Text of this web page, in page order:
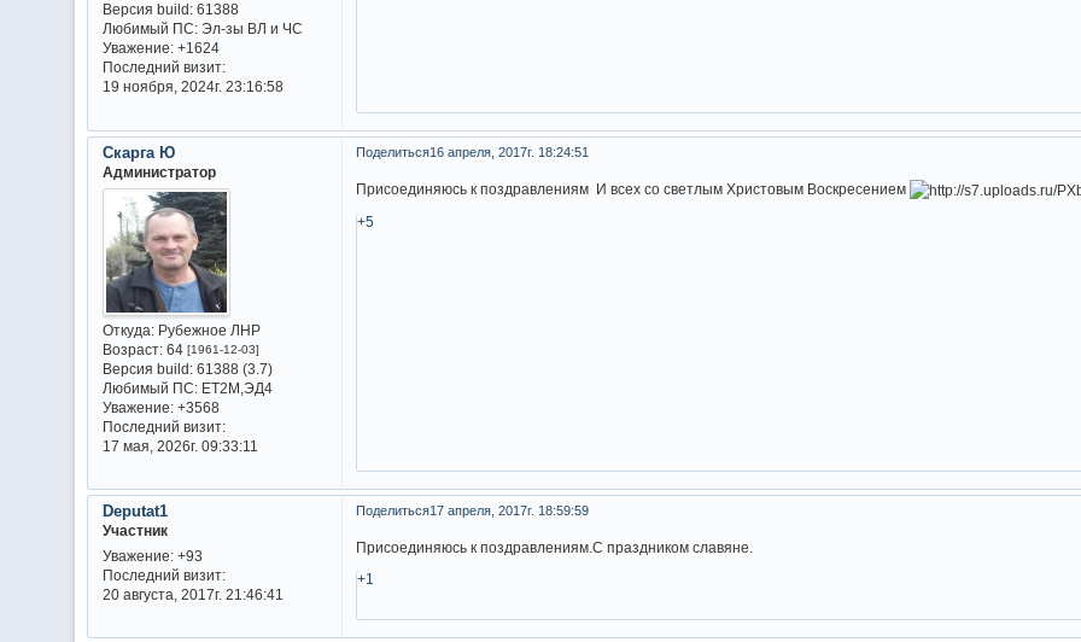
Версия build:61388
Любимый ПС:Эл-зы ВЛ и ЧС
Уважение: +1624
Последний визит:
19 ноября, 2024г. 23:16:58
Поделиться16 апреля, 2017г. 18:24:51
Скарга Ю
Администратор
Откуда:Рубежное ЛНР
Возраст:64 [1961-12-03]
Версия build:61388 (3.7)
Любимый ПС:ET2M,ЭД4
Уважение: +3568
Последний визит:
17 мая, 2026г. 09:33:11
Присоединяюсь к поздравлениям И всех со светлым Христовым Воскресением
+5
Поделиться17 апреля, 2017г. 18:59:59
Deputat1
Участник
Уважение: +93
Последний визит:
20 августа, 2017г. 21:46:41
Присоединяюсь к поздравлениям.С праздником славяне.
+1